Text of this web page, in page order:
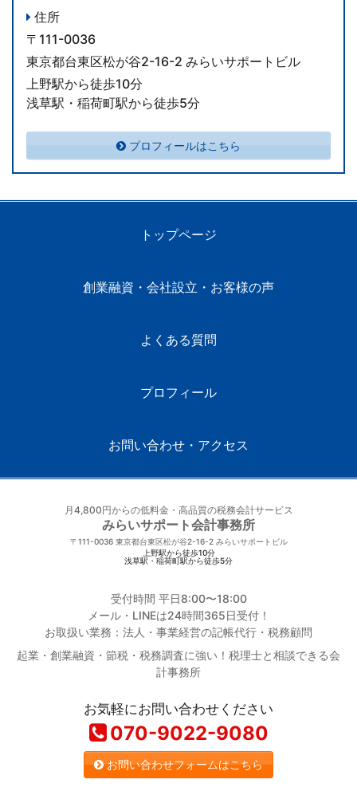
住所
〒111-0036
東京都台東区松が谷2-16-2 みらいサポートビル
上野駅から徒歩10分
浅草駅・稲荷町駅から徒歩5分
プロフィールはこちら
トップページ
創業融資・会社設立・お客様の声
よくある質問
プロフィール
お問い合わせ・アクセス
月4,800円からの低料金・高品質の税務会計サービス
みらいサポート会計事務所
〒111-0036 東京都台東区松が谷2-16-2 みらいサポートビル
上野駅から徒歩10分
浅草駅・稲荷町駅から徒歩5分
受付時間 平日8:00〜18:00
メール・LINEは24時間365日受付！
お取扱い業務：法人・事業経営の記帳代行・税務顧問
起業・創業融資・節税・税務調査に強い！税理士と相談できる会
計事務所
お気軽にお問い合わせください
070-9022-9080
お問い合わせフォームはこちら